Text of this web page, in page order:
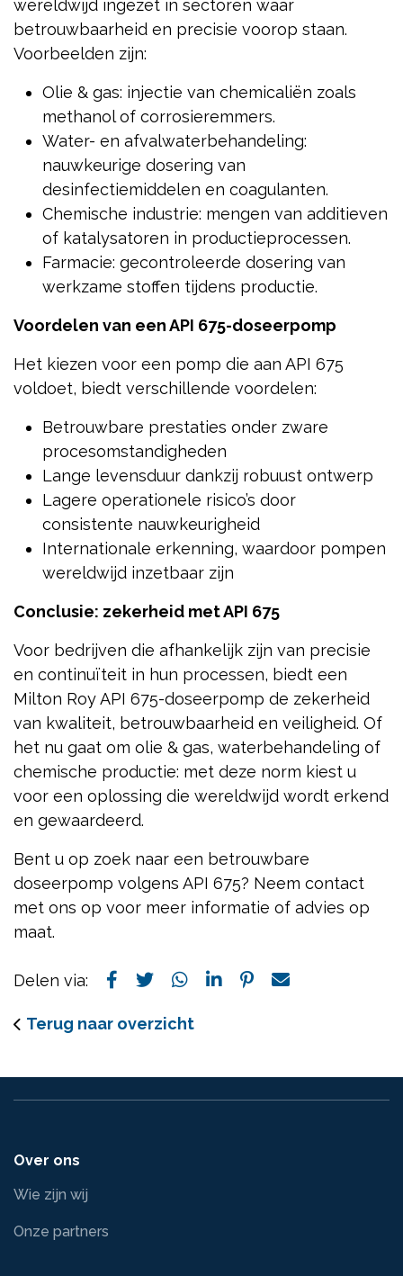
wereldwijd ingezet in sectoren waar
betrouwbaarheid en precisie voorop staan.
Voorbeelden zijn:
Olie & gas: injectie van chemicaliën zoals
methanol of corrosieremmers.
Water- en afvalwaterbehandeling:
nauwkeurige dosering van
desinfectiemiddelen en coagulanten.
Chemische industrie: mengen van additieven
of katalysatoren in productieprocessen.
Farmacie: gecontroleerde dosering van
werkzame stoffen tijdens productie.
Voordelen van een API 675-doseerpomp
Het kiezen voor een pomp die aan API 675
voldoet, biedt verschillende voordelen:
Betrouwbare prestaties onder zware
procesomstandigheden
Lange levensduur dankzij robuust ontwerp
Lagere operationele risico’s door
consistente nauwkeurigheid
Internationale erkenning, waardoor pompen
wereldwijd inzetbaar zijn
Conclusie: zekerheid met API 675
Voor bedrijven die afhankelijk zijn van precisie
en continuïteit in hun processen, biedt een
Milton Roy API 675-doseerpomp de zekerheid
van kwaliteit, betrouwbaarheid en veiligheid. Of
het nu gaat om olie & gas, waterbehandeling of
chemische productie: met deze norm kiest u
voor een oplossing die wereldwijd wordt erkend
en gewaardeerd.
Bent u op zoek naar een betrouwbare
doseerpomp volgens API 675? Neem contact
met ons op voor meer informatie of advies op
maat.
Delen via:
Terug naar overzicht
Over ons
Wie zijn wij
Onze partners